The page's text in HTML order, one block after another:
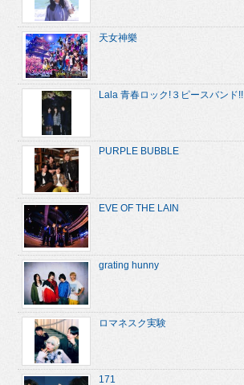
天女神樂
Lala 青春ロック!３ピースバンド!!
PURPLE BUBBLE
EVE OF THE LAIN
grating hunny
ロマネスク実験
171